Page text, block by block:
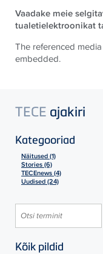
Vaadake meie
tualetielektroonikat
The referenced
embedded.
TECE ajakiri
Kategooriad
Näitused (1)
Stories (6)
TECEnews (4)
Uudised (24)
Kõik pildid